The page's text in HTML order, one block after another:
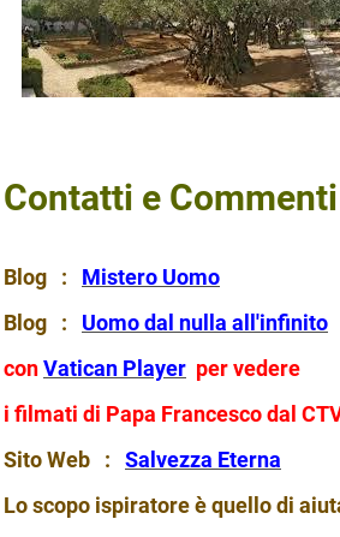
Contatti e
Blog : Mistero Uomo
Blog : Uomo dal nulla all'infinito
conVatican Player per vedere
i filmati di Papa Francesco dal
Sito Web : Salvezza Eterna
Lo scopo ispiratore è quello di